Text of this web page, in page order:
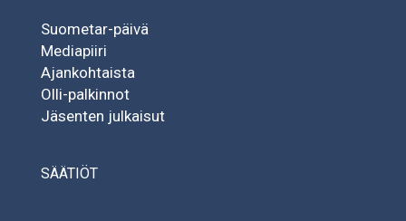
Suometar-päivä
Mediapiiri
Ajankohtaista
Olli-palkinnot
Jäsenten julkaisut
SÄÄTIÖT